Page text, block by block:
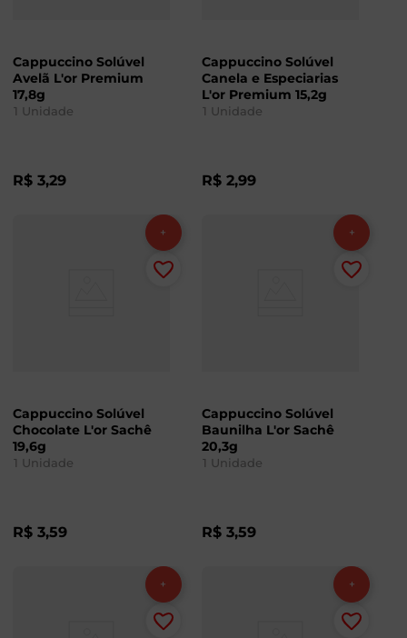
Cappuccino Solúvel
Avelã L'or Premium
17,8g
1 Unidade
R$ 3,29
Cappuccino Solúvel
Canela e Especiarias
L'or Premium 15,2g
1 Unidade
R$ 2,99
Cappuccino Solúvel
Chocolate L'or Sachê
19,6g
1 Unidade
R$ 3,59
Cappuccino Solúvel
Baunilha L'or Sachê
20,3g
1 Unidade
R$ 3,59